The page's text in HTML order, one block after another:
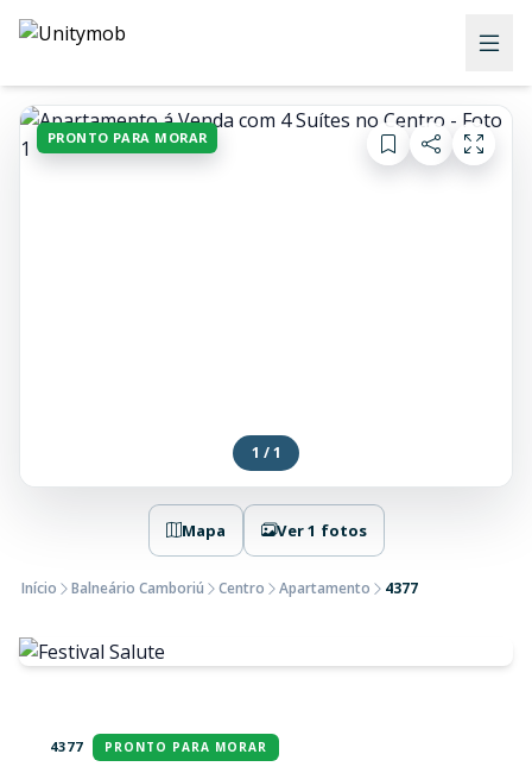
PRONTO PARA MORAR
1 / 1
Mapa Ver 1 fotos
Início Balneário Camboriú Centro Apartamento 4377
4377 PRONTO PARA MORAR